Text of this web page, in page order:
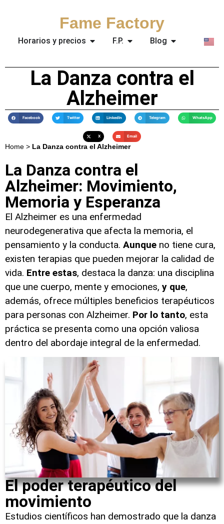
Fame Factory
Horarios y precios F.P. Blog
La Danza contra el
Alzheimer
Facebook Twitter LinkedIn Telegram WhatsApp
X Email
Home > La Danza contra el Alzheimer
La Danza contra el
Alzheimer: Movimiento,
Memoria y Esperanza
El Alzheimer es una enfermedad
neurodegenerativa que afecta la memoria, el
pensamiento y la conducta. Aunque no tiene cura,
existen terapias que pueden mejorar la calidad de
vida. Entre estas, destaca la danza: una disciplina
que une cuerpo, mente y emociones, y que,
además, ofrece múltiples beneficios terapéuticos
para personas con Alzheimer. Por lo tanto, esta
práctica se presenta como una opción valiosa
dentro del abordaje integral de la enfermedad.
El poder terapéutico del
movimiento
Estudios científicos han demostrado que la danza